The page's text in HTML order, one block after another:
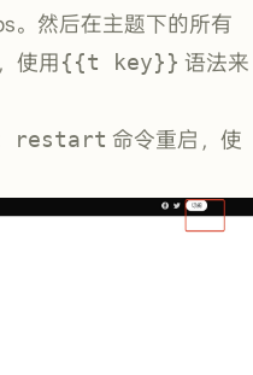
。然后在主题下的所有
使用{{t key}} 语法来
restart 命令重启，使